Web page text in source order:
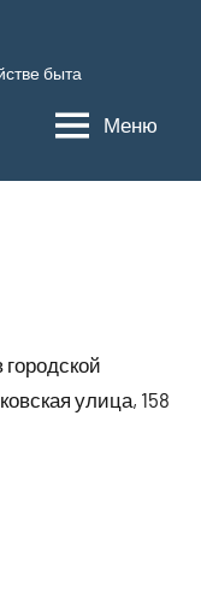
быта
Меню
улица, 158